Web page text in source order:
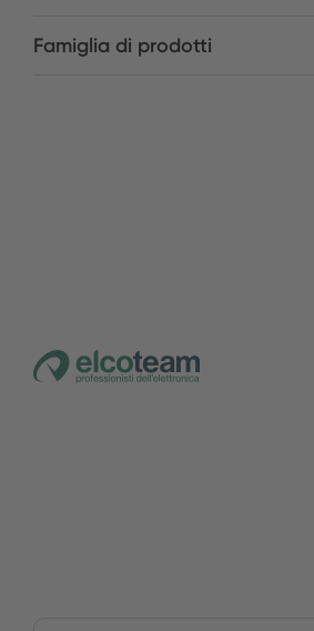
Famiglia di prodotti